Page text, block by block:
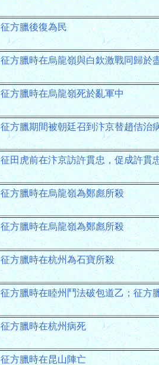
征方臘後復為民
征方臘時在烏龍嶺與白欽激戰同歸於
征方臘時在烏龍嶺死於亂軍中
征方臘期間被朝廷召到汴京替趙佶治
征田虎前在汴京訪許貫忠，促成許貫
征方臘時在烏龍嶺為鄭彪所殺
征方臘時在烏龍嶺為鄭彪所殺
征方臘時在杭州為石寶所殺
征方臘時在睦州鬥法破包道乙；征方
征方臘時在杭州病死
征方臘時在昆山陣亡